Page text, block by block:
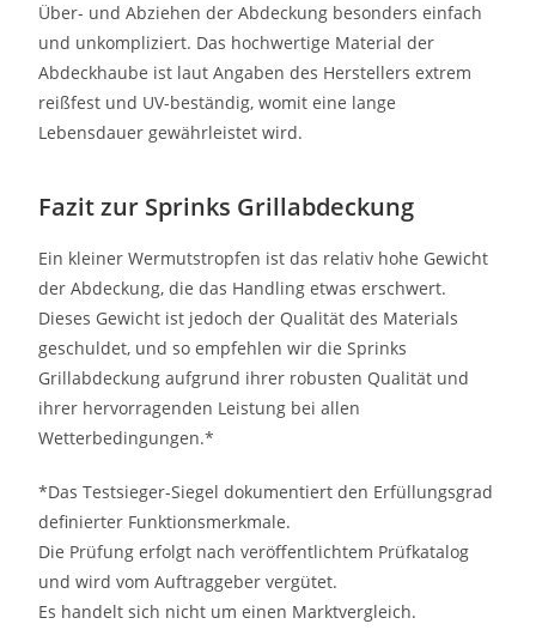
Über- und Abziehen der Abdeckung besonders einfach
und unkompliziert. Das hochwertige Material der
Abdeckhaube ist laut Angaben des Herstellers extrem
reißfest und UV-beständig, womit eine lange
Lebensdauer gewährleistet wird.
Fazit zur Sprinks Grillabdeckung
Ein kleiner Wermutstropfen ist das relativ hohe Gewicht
der Abdeckung, die das Handling etwas erschwert.
Dieses Gewicht ist jedoch der Qualität des Materials
geschuldet, und so empfehlen wir die Sprinks
Grillabdeckung aufgrund ihrer robusten Qualität und
ihrer hervorragenden Leistung bei allen
Wetterbedingungen.*
*Das Testsieger-Siegel dokumentiert den Erfüllungsgrad
definierter Funktionsmerkmale.
Die Prüfung erfolgt nach veröffentlichtem Prüfkatalog
und wird vom Auftraggeber vergütet.
Es handelt sich nicht um einen Marktvergleich.